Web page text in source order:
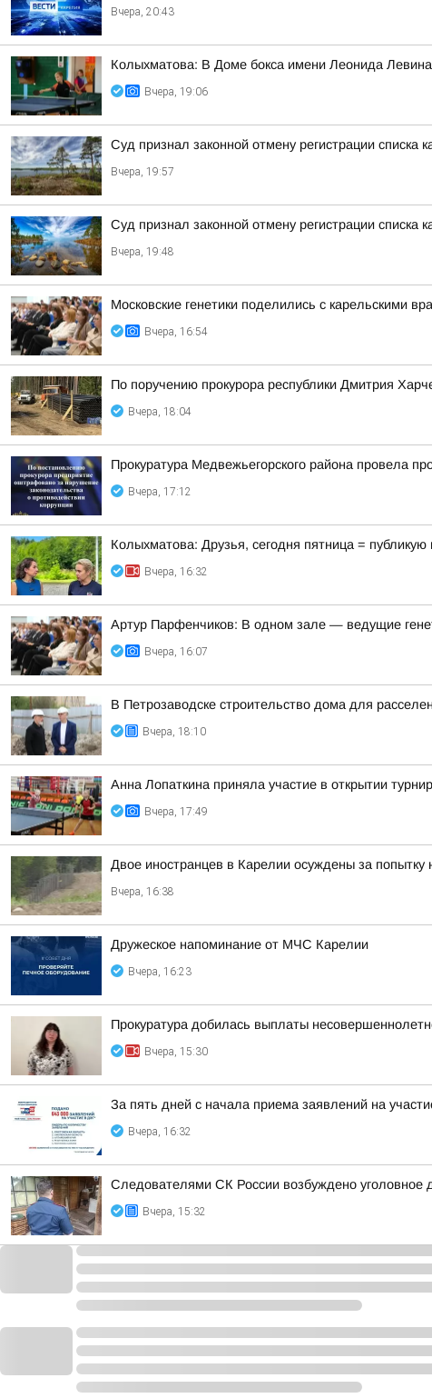
Вчера, 20:43
Колыхматова: В Доме бокса имени Леонида
Вчера, 19:06
Суд признал законной отмену регистрации
Вчера, 19:57
Суд признал законной отмену регистрации списка
Вчера, 19:48
Московские генетики поделились с карельскими
Вчера, 16:54
По поручению прокурора республики Дмитрия
Вчера, 18:04
Прокуратура Медвежьегорского района провела
Вчера, 17:12
Колыхматова: Друзья, сегодня пятница =
Вчера, 16:32
Артур Парфенчиков: В одном зале — ведущие
Вчера, 16:07
В Петрозаводске строительство дома для
Вчера, 18:10
Анна Лопаткина приняла участие в открытии
Вчера, 17:49
Двое иностранцев в Карелии осуждены за попытку
Вчера, 16:38
Дружеское напоминание от МЧС Карелии
Вчера, 16:23
Прокуратура добилась выплаты
Вчера, 15:30
За пять дней с начала приема заявлений на
Вчера, 16:32
Следователями СК России возбуждено уголовное
Вчера, 15:32